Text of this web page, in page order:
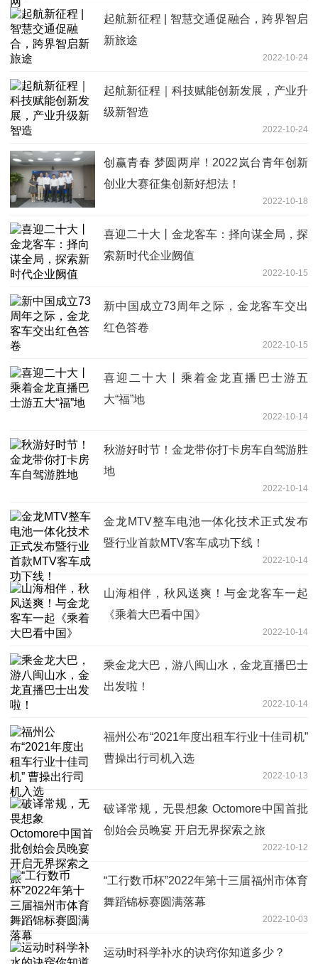
起航新征程 | 智慧交通促融合，跨界智启
新旅途
2022-10-24
起航新征程｜科技赋能创新发展，产业升
级新智造
2022-10-24
创赢青春 梦圆两岸！2022岚台青年创新
创业大赛征集创新好想法！
2022-10-18
喜迎二十大丨金龙客车：择向谋全局，探
索新时代企业阙值
2022-10-15
新中国成立73周年之际，金龙客车交出
红色答卷
2022-10-15
喜迎二十大丨乘着金龙直播巴士游五
大“福”地
2022-10-14
秋游好时节！金龙带你打卡房车自驾游胜
地
2022-10-14
金龙MTV整车电池一体化技术正式发布
暨行业首款MTV客车成功下线！
2022-10-14
山海相伴，秋风送爽！与金龙客车一起
《乘着大巴看中国》
2022-10-14
乘金龙大巴，游八闽山水，金龙直播巴士
出发啦！
2022-10-14
福州公布“2021年度出租车行业十佳司机”
曹操出行司机入选
2022-10-13
破译常规，无畏想象 Octomore中国首批
创始会员晚宴 开启无界探索之旅
2022-10-12
“工行数币杯”2022年第十三届福州市体育
舞蹈锦标赛圆满落幕
2022-10-03
运动时科学补水的诀窍你知道多少？